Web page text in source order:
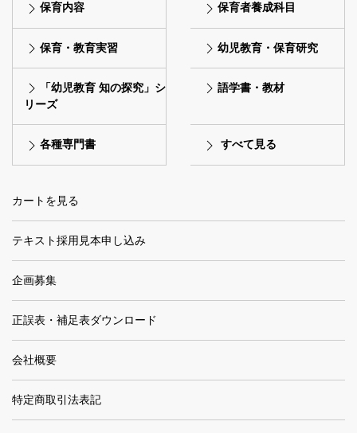
保育内容 保育者養成科目
保育・教育実習 幼児教育・保育研究
「幼児教育 知の探究」シ
リーズ
語学書・教材
各種専門書 すべて見る
カートを見る
テキスト採用見本申し込み
企画募集
正誤表・補足表ダウンロード
会社概要
特定商取引法表記